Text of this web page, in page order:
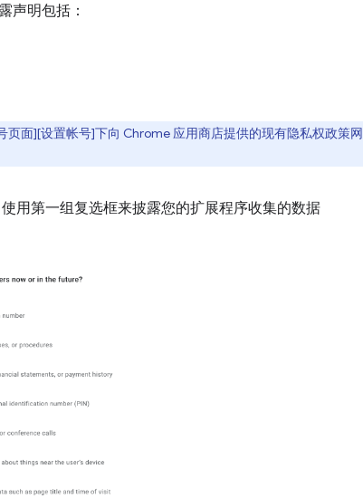
声明包括：
面][设置帐号]下向 Chrome 应用商店提供的现有隐私权政策网
用第一组复选框来披露您的扩展程序收集的数据